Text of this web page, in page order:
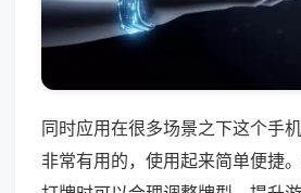
同时应用在很多场景之下这个手
非常有用的，使用起来简单便捷